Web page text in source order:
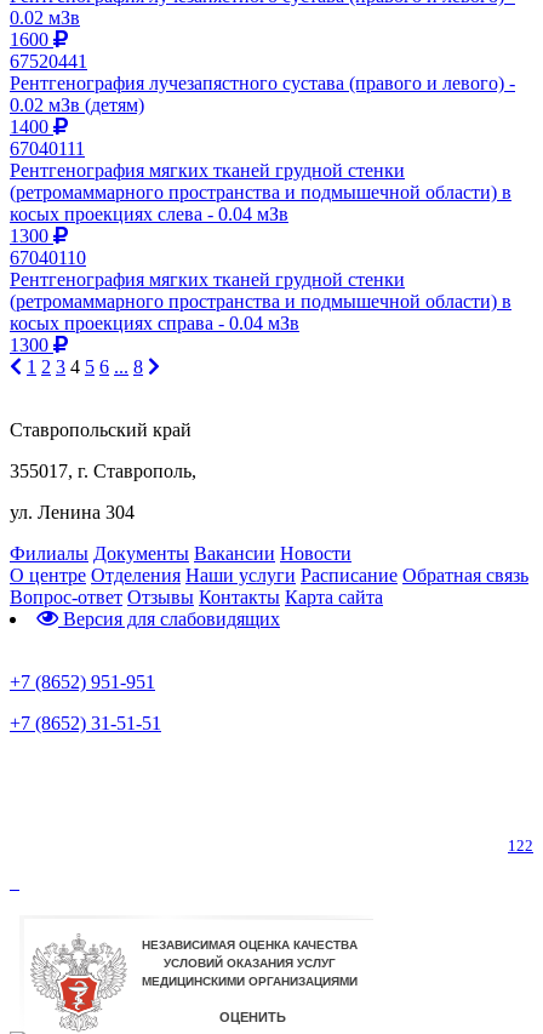
0.02 мЗв
1600
67520441
Рентгенография лучезапястного сустава (правого и левого) -
0.02 мЗв (детям)
1400
67040111
Рентгенография мягких тканей грудной стенки
(ретромаммарного пространства и подмышечной области) в
косых проекциях слева - 0.04 мЗв
1300
67040110
Рентгенография мягких тканей грудной стенки
(ретромаммарного пространства и подмышечной области) в
косых проекциях справа - 0.04 мЗв
1300
1 2 3 4 5 6 ... 8
Ставропольский край
355017, г. Ставрополь,
ул. Ленина 304
Филиалы Документы Вакансии Новости
О центре Отделения Наши услуги Расписание Обратная связь
Вопрос-ответ Отзывы Контакты Карта сайта
Версия для слабовидящих
+7 (8652) 951-951
+7 (8652) 31-51-51
122